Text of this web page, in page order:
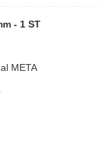
- 1 ST
META